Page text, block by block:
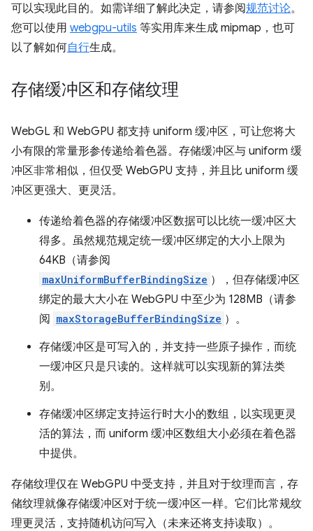
可以实现此目的。如需详细了解此决定，请参阅规范讨论。
您可以使用 webgpu-utils 等实用库来生成 mipmap，也可
以了解如何自行生成。
存储缓冲区和存储纹理
WebGL 和 WebGPU 都支持 uniform 缓冲区，可让您将大
小有限的常量形参传递给着色器。存储缓冲区与 uniform 缓
冲区非常相似，但仅受 WebGPU 支持，并且比 uniform 缓
冲区更强大、更灵活。
传递给着色器的存储缓冲区数据可以比统一缓冲区大
得多。虽然规范规定统一缓冲区绑定的大小上限为
64KB（请参阅
maxUniformBufferBindingSize ），但存储缓冲区
绑定的最大大小在 WebGPU 中至少为 128MB（请参
阅 maxStorageBufferBindingSize ）。
存储缓冲区是可写入的，并支持一些原子操作，而统
一缓冲区只是只读的。这样就可以实现新的算法类
别。
存储缓冲区绑定支持运行时大小的数组，以实现更灵
活的算法，而 uniform 缓冲区数组大小必须在着色器
中提供。
存储纹理仅在 WebGPU 中受支持，并且对于纹理而言，存
储纹理就像存储缓冲区对于统一缓冲区一样。它们比常规纹
理更灵活，支持随机访问写入（未来还将支持读取）。